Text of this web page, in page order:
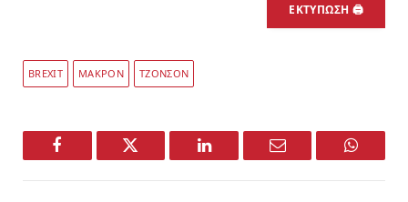
ΕΚΤΥΠΩΣΗ 🖨
BREXIT ΜΑΚΡΟΝ ΤΖΟΝΣΟΝ
Facebook Twitter LinkedIn Email